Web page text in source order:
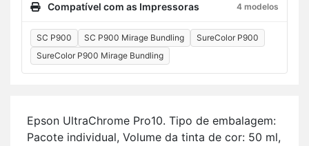
Compatível com as Impressoras 4 modelos
SC P900 SC P900 Mirage Bundling
SureColor P900
SureColor P900 Mirage Bundling
Epson Ul­tra­Ch­rome Pro10. Tipo de em­ba­lagem:
Pa­cote in­di­vi­dual, Vo­lume da tinta de cor: 50 ml,